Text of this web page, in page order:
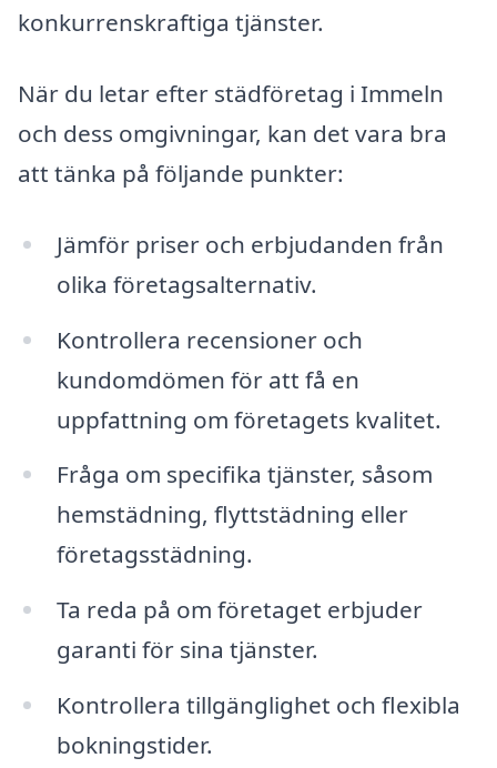
konkurrenskraftiga tjänster.
När du letar efter städföretag i Immeln
och dess omgivningar, kan det vara bra
att tänka på följande punkter:
Jämför priser och erbjudanden från
olika företagsalternativ.
Kontrollera recensioner och
kundomdömen för att få en
uppfattning om företagets kvalitet.
Fråga om specifika tjänster, såsom
hemstädning, flyttstädning eller
företagsstädning.
Ta reda på om företaget erbjuder
garanti för sina tjänster.
Kontrollera tillgänglighet och flexibla
bokningstider.